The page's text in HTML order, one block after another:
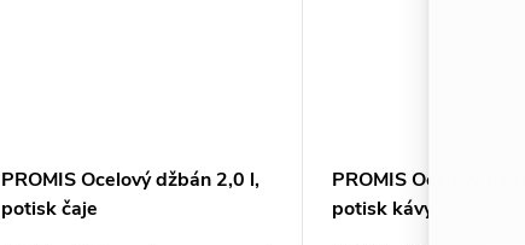
PROMIS Ocelový džbán 2,0 l,
potisk čaje
PROMIS Ocelový
potisk kávy